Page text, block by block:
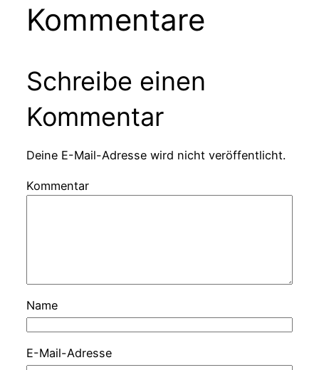
Kommentare
Schreibe einen
Kommentar
Deine E-Mail-Adresse wird nicht veröffentlicht.
Kommentar
Name
E-Mail-Adresse